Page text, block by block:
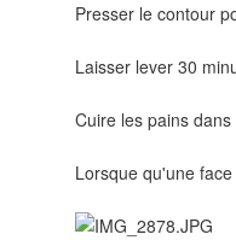
Presser le contour
Laisser lever 30
Cuire les pains
Lorsque qu'une